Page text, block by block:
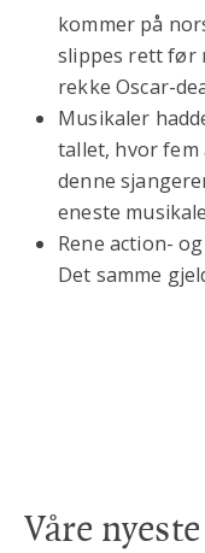
kommer på
slippes rett før
rekke Oscar-
Musikaler
tallet, hvor fem
denne
eneste
Rene action-
Det samme
Våre